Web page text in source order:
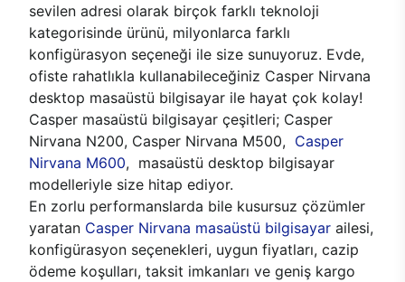
sevilen adresi olarak birçok farklı teknoloji
kategorisinde ürünü, milyonlarca farklı
konfigürasyon seçeneği ile size sunuyoruz. Evde,
ofiste rahatlıkla kullanabileceğiniz Casper Nirvana
desktop masaüstü bilgisayar ile hayat çok kolay!
Casper masaüstü bilgisayar çeşitleri; Casper
Nirvana N200, Casper Nirvana M500, Casper
Nirvana M600, masaüstü desktop bilgisayar
modelleriyle size hitap ediyor.
En zorlu performanslarda bile kusursuz çözümler
yaratan Casper Nirvana masaüstü bilgisayar ailesi,
konfigürasyon seçenekleri, uygun fiyatları, cazip
ödeme koşulları, taksit imkanları ve geniş kargo